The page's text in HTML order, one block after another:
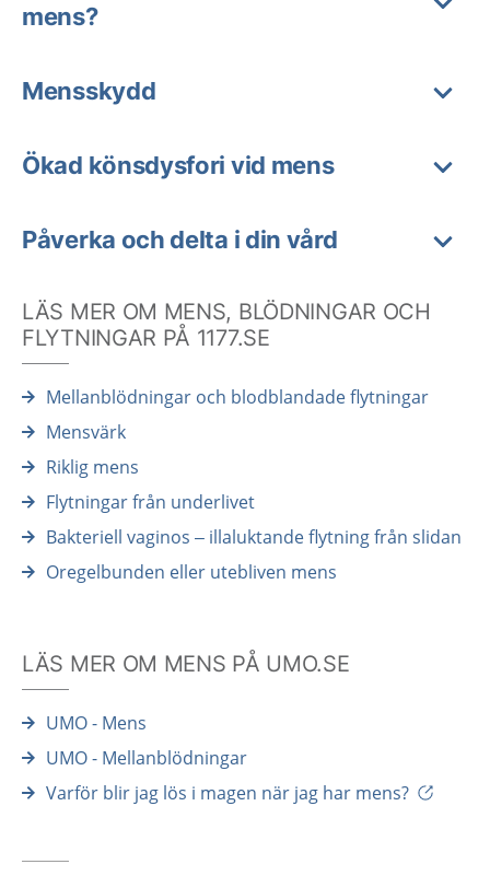
mens?
Mensskydd
Ökad könsdysfori vid mens
Påverka och delta i din vård
LÄS MER OM MENS, BLÖDNINGAR OCH
FLYTNINGAR PÅ 1177.SE
Mellanblödningar och blodblandade flytningar
Mensvärk
Riklig mens
Flytningar från underlivet
Bakteriell vaginos – illaluktande flytning från slidan
Oregelbunden eller utebliven mens
LÄS MER OM MENS PÅ UMO.SE
UMO - Mens
UMO - Mellanblödningar
Varför blir jag lös i magen när jag har mens?